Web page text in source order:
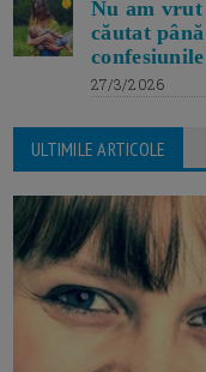
Nu am vrut
căutat
27/3/2026
ULTIMILE ARTICOLE